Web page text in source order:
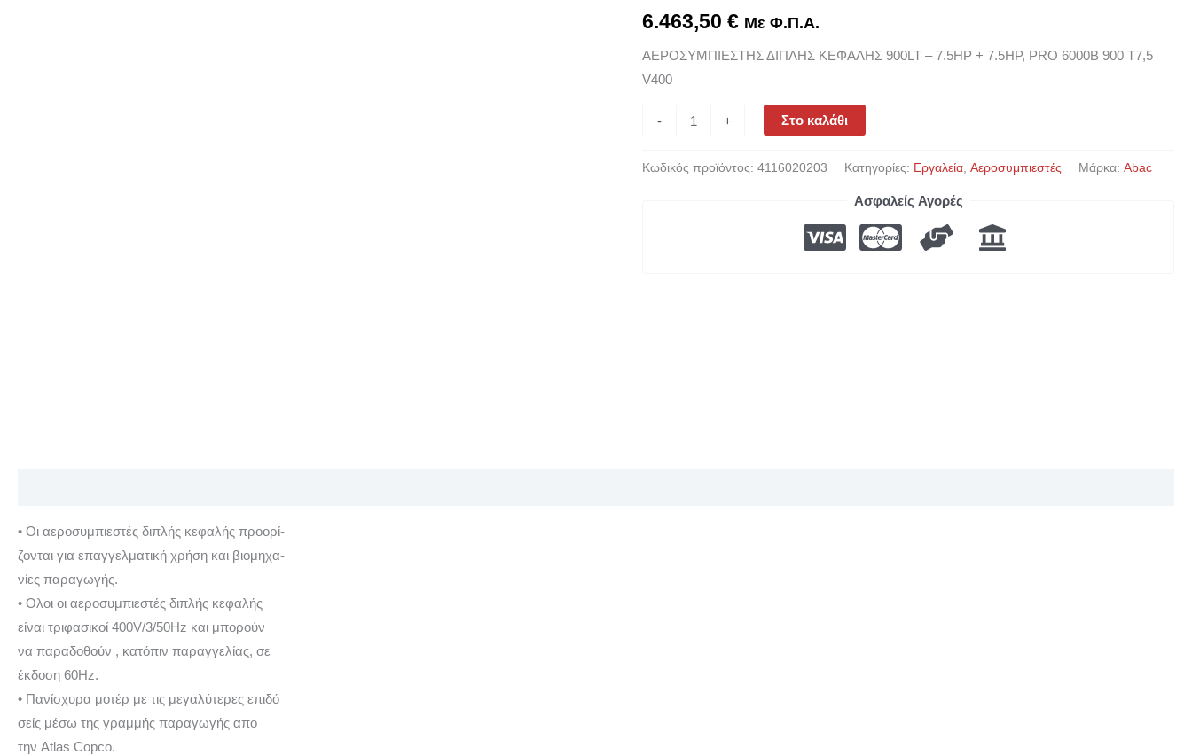
6.463,50€ Με Φ.Π.Α.
ΑΕΡΟΣΥΜΠΙΕΣΤΗΣ ΔΙΠΛΗΣ ΚΕΦΑΛΗΣ 900LT – 7.5HP + 7.5HP, PRO 6000B 900 T7,5
V400
-
7.5HP
7.5HP,
PRO
T7,5
+ Στο καλάθι
Κωδικός προϊόντος:4116020203 Κατηγορίες: Εργαλεία,Αεροσυμπιεστές Μάρκα:Abac
Ασφαλείς Αγορές
• Οι αεροσυμπιεστές διπλής κεφαλής προορί-
ζονται για επαγγελματική χρήση και βιομηχα-
νίες παραγωγής.
• Ολοι οι αεροσυμπιεστές διπλής κεφαλής
είναι τριφασικοί 400V/3/50Hz και μπορούν
να παραδοθούν , κατόπιν παραγγελίας, σε
έκδοση 60Hz.
• Πανίσχυρα μοτέρ με τις μεγαλύτερες επιδό
σείς μέσω της γραμμής παραγωγής απο
την Atlas Copco.